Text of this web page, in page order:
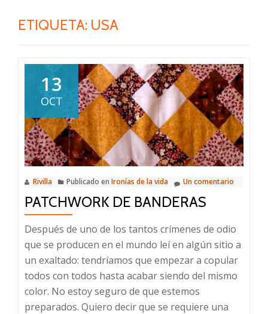
ETIQUETA: USA
13
OCT
Rivilla Publicado en Ironías de la vida Un comentario
PATCHWORK DE BANDERAS
Después de uno de los tantos crímenes de odio
que se producen en el mundo leí en algún sitio a
un exaltado: tendríamos que empezar a copular
todos con todos hasta acabar siendo del mismo
color. No estoy seguro de que estemos
preparados. Quiero decir que se requiere una